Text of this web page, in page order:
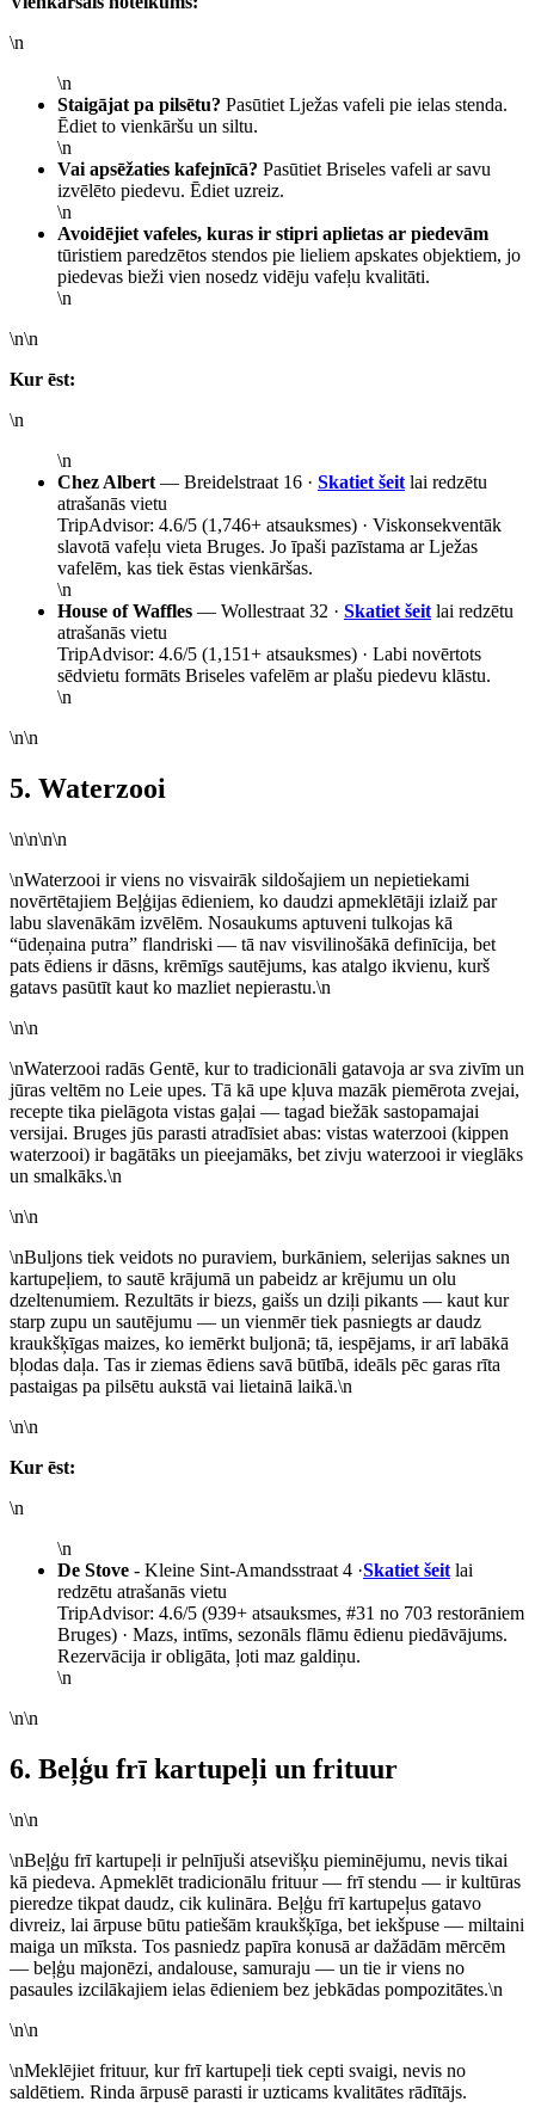
\n
\n
Staigājat pa pilsētu? Pasūtiet Lježas vafeli pie ielas stenda.
Ēdiet to vienkāršu un siltu.
\n
Vai apsēžaties kafejnīcā? Pasūtiet Briseles vafeli ar savu
izvēlēto piedevu. Ēdiet uzreiz.
\n
Avoidējiet vafeles, kuras ir stipri aplietas ar piedevām
tūristiem paredzētos stendos pie lieliem apskates objektiem, jo
piedevas bieži vien nosedz vidēju vafeļu kvalitāti.
\n
\n\n
Kur ēst:
\n
\n
Chez Albert — Breidelstraat 16 · Skatiet šeit lai redzētu
atrašanās vietu
TripAdvisor: 4.6/5 (1,746+ atsauksmes) · Viskonsekventāk
slavotā vafeļu vieta Bruges. Jo īpaši pazīstama ar Lježas
vafelēm, kas tiek ēstas vienkāršas.
\n
House of Waffles — Wollestraat 32 · Skatiet šeit lai redzētu
atrašanās vietu
TripAdvisor: 4.6/5 (1,151+ atsauksmes) · Labi novērtots
sēdvietu formāts Briseles vafelēm ar plašu piedevu klāstu.
\n
\n\n
5. Waterzooi
\n\n\n\n
\nWaterzooi ir viens no visvairāk sildošajiem un nepietiekami
novērtētajiem Beļģijas ēdieniem, ko daudzi apmeklētāji izlaiž par
labu slavenākām izvēlēm. Nosaukums aptuveni tulkojas kā
“ūdeņaina putra” flandriski — tā nav visvilinošākā definīcija, bet
pats ēdiens ir dāsns, krēmīgs sautējums, kas atalgo ikvienu, kurš
gatavs pasūtīt kaut ko mazliet nepierastu.\n
\n\n
\nWaterzooi radās Gentē, kur to tradicionāli gatavoja ar sva zivīm un
jūras veltēm no Leie upes. Tā kā upe kļuva mazāk piemērota zvejai,
recepte tika pielāgota vistas gaļai — tagad biežāk sastopamajai
versijai. Bruges jūs parasti atradīsiet abas: vistas waterzooi (kippen
waterzooi) ir bagātāks un pieejamāks, bet zivju waterzooi ir vieglāks
un smalkāks.\n
\n\n
\nBuljons tiek veidots no puraviem, burkāniem, selerijas saknes un
kartupeļiem, to sautē krājumā un pabeidz ar krējumu un olu
dzeltenumiem. Rezultāts ir biezs, gaišs un dziļi pikants — kaut kur
starp zupu un sautējumu — un vienmēr tiek pasniegts ar daudz
kraukšķīgas maizes, ko iemērkt buljonā; tā, iespējams, ir arī labākā
bļodas daļa. Tas ir ziemas ēdiens savā būtībā, ideāls pēc garas rīta
pastaigas pa pilsētu aukstā vai lietainā laikā.\n
\n\n
Kur ēst:
\n
\n
De Stove - Kleine Sint-Amandsstraat 4 ·Skatiet šeit lai
redzētu atrašanās vietu
TripAdvisor: 4.6/5 (939+ atsauksmes, #31 no 703 restorāniem
Bruges) · Mazs, intīms, sezonāls flāmu ēdienu piedāvājums.
Rezervācija ir obligāta, ļoti maz galdiņu.
\n
\n\n
6. Beļģu frī kartupeļi un frituur
\n\n
\nBeļģu frī kartupeļi ir pelnījuši atsevišķu pieminējumu, nevis tikai
kā piedeva. Apmeklēt tradicionālu frituur — frī stendu — ir kultūras
pieredze tikpat daudz, cik kulināra. Beļģu frī kartupeļus gatavo
divreiz, lai ārpuse būtu patiešām kraukšķīga, bet iekšpuse — miltaini
maiga un mīksta. Tos pasniedz papīra konusā ar dažādām mērcēm
— beļģu majonēzi, andalouse, samuraju — un tie ir viens no
pasaules izcilākajiem ielas ēdieniem bez jebkādas pompozitātes.\n
\n\n
\nMeklējiet frituur, kur frī kartupeļi tiek cepti svaigi, nevis no
saldētiem. Rinda ārpusē parasti ir uzticams kvalitātes rādītājs.